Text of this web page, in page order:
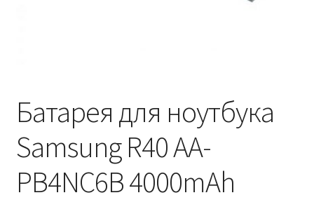
Батарея для ноутбука
Samsung R40 AA-
PB4NC6B 4000mAh